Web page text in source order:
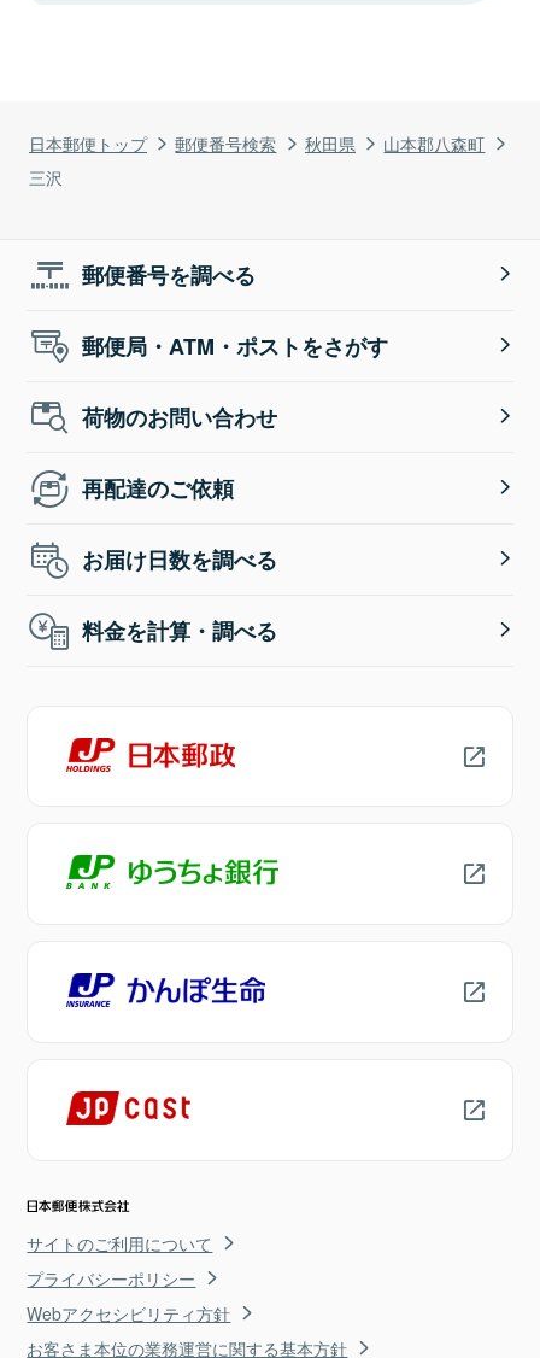
日本郵便トップ 郵便番号検索 秋田県
山本郡八森町
三沢
郵便番号を調べる
郵便局・ATM・ポストをさがす
荷物のお問い合わせ
再配達のご依頼
お届け日数を調べる
料金を計算・調べる
サイトのご利用について
プライバシーポリシー
Webアクセシビリティ方針
お客さま本位の業務運営に関する基本方針